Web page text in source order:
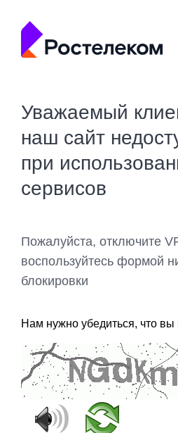
Уважаемый
наш сайт
при
сервисов
Пожалуйста, отключите
воспользуйтесь формой
блокировки
Нам нужно убедиться, что вы